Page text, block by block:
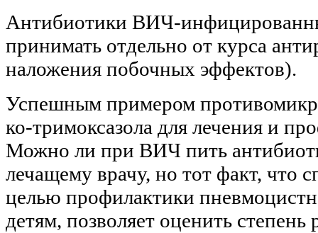
Антибиотики ВИЧ-
принимать отдельно от курса
наложения побочных эффектов).
Успешным примером
ко-тримоксазола для лечения и
Можно ли при ВИЧ пить
лечащему врачу, но тот факт, что
целью профилактики
детям, позволяет оценить степень